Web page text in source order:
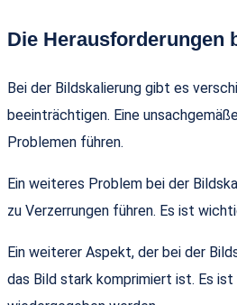
Die Herausforderungen
Bei der Bildskalierung gibt es
beeinträchtigen. Eine
Problemen führen.
Ein weiteres Problem bei der
zu Verzerrungen führen. Es ist
Ein weiterer Aspekt, der bei der
das Bild stark komprimiert ist. Es